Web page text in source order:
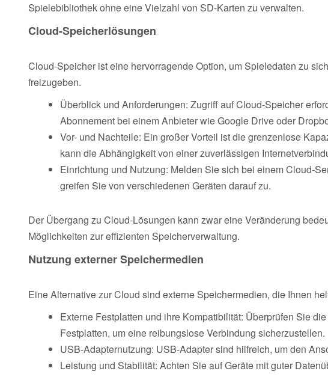
Spielebibliothek ohne eine Vielzahl von SD-Karten zu verwalten.
Cloud-Speicherlösungen
Cloud-Speicher ist eine hervorragende Option, um Spieledaten zu
freizugeben.
Überblick und Anforderungen: Zugriff auf Cloud-Speicher
Abonnement bei einem Anbieter wie Google Drive oder
Vor- und Nachteile: Ein großer Vorteil ist die grenzenlose
kann die Abhängigkeit von einer zuverlässigen
Einrichtung und Nutzung: Melden Sie sich bei einem Cloud-
greifen Sie von verschiedenen Geräten darauf zu.
Der Übergang zu Cloud-Lösungen kann zwar eine Veränderung
Möglichkeiten zur effizienten Speicherverwaltung.
Nutzung externer Speichermedien
Eine Alternative zur Cloud sind externe Speichermedien, die Ihnen
Externe Festplatten und ihre Kompatibilität: Überprüfen Sie
Festplatten, um eine reibungslose Verbindung sicherzustellen.
USB-Adapternutzung: USB-Adapter sind hilfreich, um den
Leistung und Stabilität: Achten Sie auf Geräte mit guter